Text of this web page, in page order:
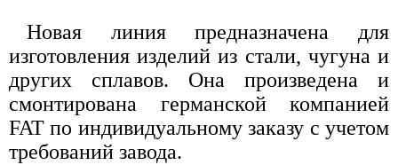
Новая линия предназначена для
изготовления изделий из стали, чугуна и
других сплавов. Она произведена и
смонтирована германской компанией
FAT по индивидуальному заказу с учетом
требований завода.